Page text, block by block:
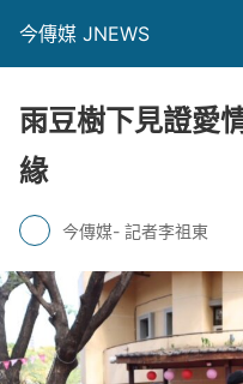
今傳媒 JNEWS
雨豆樹下見證愛
緣
今傳媒- 記者李祖東